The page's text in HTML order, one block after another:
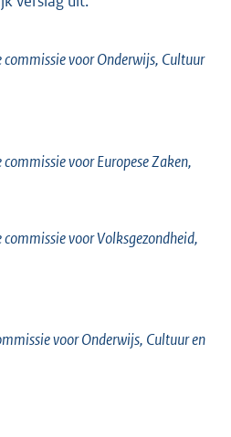
commissie voor Onderwijs, Cultuur
voor Europese Zaken,
voor Volksgezondheid,
voor Onderwijs, Cultuur en